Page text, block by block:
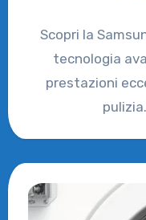
Scopri la
tecnologia
prestazioni